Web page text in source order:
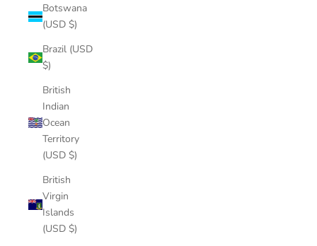
Botswana
(USD $)
Brazil (USD
$)
British
Indian
Ocean
Territory
(USD $)
British
Virgin
Islands
(USD $)